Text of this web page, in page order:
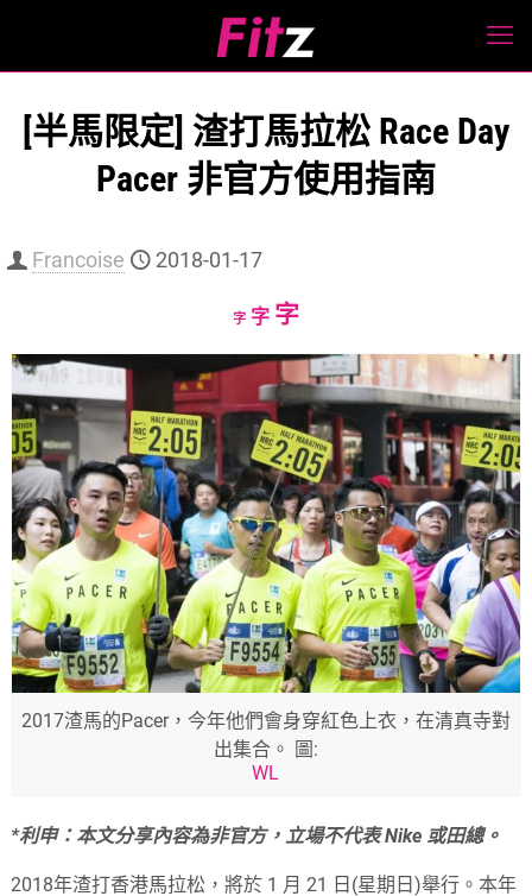
[半馬限定] 渣打馬拉松 Race Day
Pacer 非官方使用指南
Francoise 2018-01-17
字Decrease
字Reset
size.
字Increase
size.
2017渣馬的Pacer，今年他們會身穿紅色上衣，在清真寺對
出集合。 圖:
WL
*利申：本文分享內容為非官方，立場不代表 Nike 或田總。
2018年渣打香港馬拉松，將於 1 月 21 日(星期日)舉行。本年